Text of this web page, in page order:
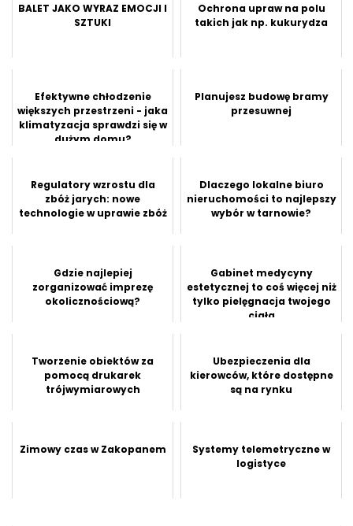
BALET JAKO WYRAZ EMOCJI I
SZTUKI
Ochrona upraw na polu
takich jak np. kukurydza
Efektywne chłodzenie
większych przestrzeni - jaka
klimatyzacja sprawdzi się w
dużym domu?
Planujesz budowę bramy
przesuwnej
Regulatory wzrostu dla
zbóż jarych: nowe
technologie w uprawie zbóż
Dlaczego lokalne biuro
nieruchomości to najlepszy
wybór w tarnowie?
Gdzie najlepiej
zorganizować imprezę
okolicznościową?
Gabinet medycyny
estetycznej to coś więcej niż
tylko pielęgnacja twojego
ciała
Tworzenie obiektów za
pomocą drukarek
trójwymiarowych
Ubezpieczenia dla
kierowców, które dostępne
są na rynku
Zimowy czas w Zakopanem
Systemy telemetryczne w
logistyce